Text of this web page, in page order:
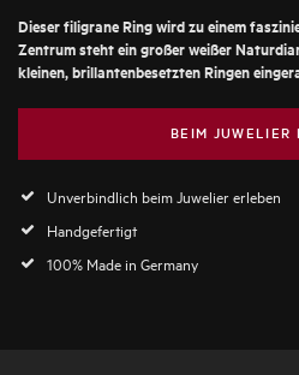
Dieser filigrane Ring wird zu einem
Zentrum steht ein großer weißer
kleinen, brillantenbesetzten Ringen
BEIM JUWELIER
Unverbindlich beim Juwelier erleben
Handgefertigt
100% Made in Germany